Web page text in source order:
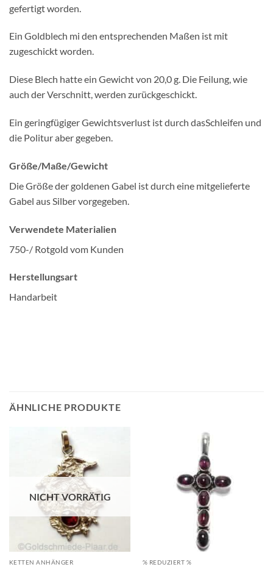
gefertigt worden.
Ein Goldblech mi den entsprechenden Maßen ist mit
zugeschickt worden.
Diese Blech hatte ein Gewicht von 20,0 g. Die Feilung, wie
auch der Verschnitt, werden zurückgeschickt.
Ein geringfügiger Gewichtsverlust ist durch dasSchleifen und
die Politur aber gegeben.
Größe/Maße/Gewicht
Die Größe der goldenen Gabel ist durch eine mitgelieferte
Gabel aus Silber vorgegeben.
Verwendete Materialien
750-/ Rotgold vom Kunden
Herstellungsart
Handarbeit
ÄHNLICHE PRODUKTE
NICHT VORRÄTIG
KETTEN ANHÄNGER % REDUZIERT %